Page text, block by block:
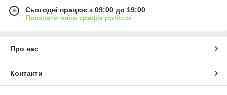
Сьогодні працює з 09:00 до 19:00
Показати весь графік роботи
Про нас
Контакти